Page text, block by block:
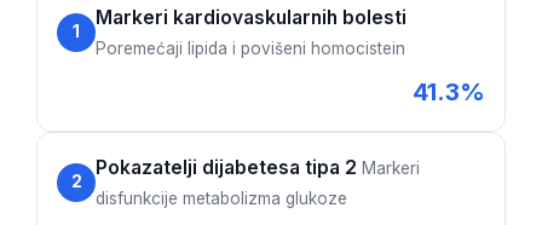
1
Markeri kardiovaskularnih bolesti
Poremećaji lipida i povišeni homocistein
41.3%
2
Pokazatelji dijabetesa tipa 2 Markeri
disfunkcije metabolizma glukoze
Galego
Latviešu valoda
Gàidhlig